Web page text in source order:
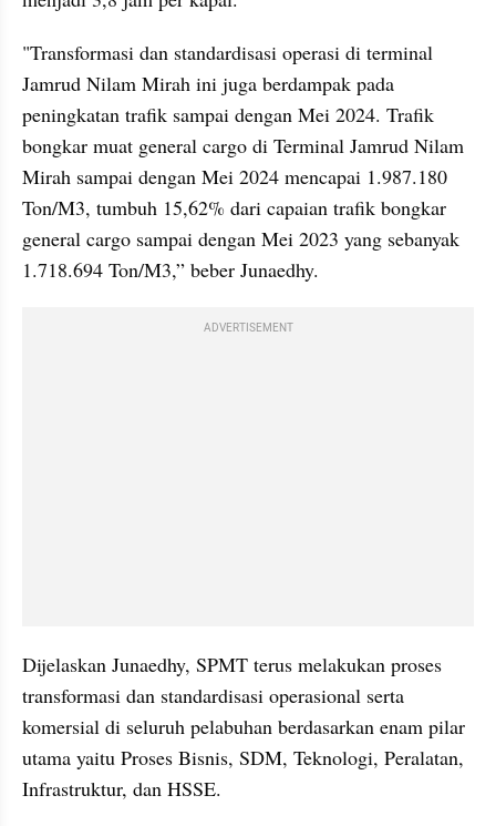
"Transformasi dan standardisasi operasi di terminal
Jamrud Nilam Mirah ini juga berdampak pada
peningkatan trafik sampai dengan Mei 2024. Trafik
bongkar muat general cargo di Terminal Jamrud Nilam
Mirah sampai dengan Mei 2024 mencapai 1.987.180
Ton/M3, tumbuh 15,62% dari capaian trafik bongkar
general cargo sampai dengan Mei 2023 yang sebanyak
1.718.694 Ton/M3,” beber Junaedhy.
ADVERTISEMENT
Dijelaskan Junaedhy, SPMT terus melakukan proses
transformasi dan standardisasi operasional serta
komersial di seluruh pelabuhan berdasarkan enam pilar
utama yaitu Proses Bisnis, SDM, Teknologi, Peralatan,
Infrastruktur, dan HSSE.